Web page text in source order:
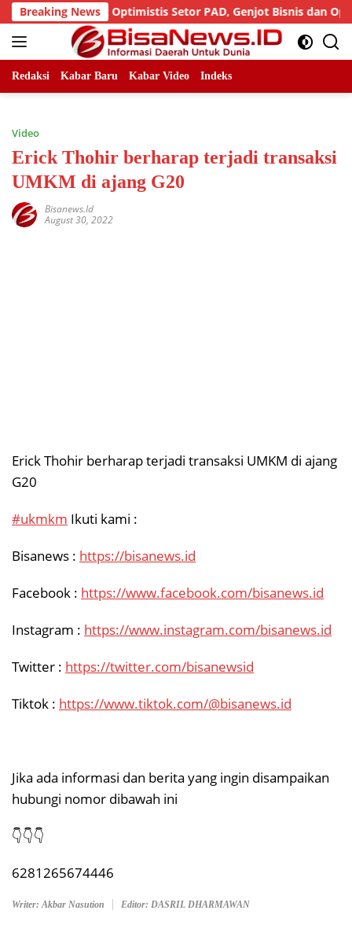
Skip
to
content
Breaking News
PD AIJ Sumut Optimistis Setor PAD, Genjot Bisnis dan
Redaksi Kabar Baru Kabar Video Indeks
Video
Erick Thohir berharap terjadi transaksi
UMKM di ajang G20
Bisanews.id
August 30, 2022
Erick Thohir berharap terjadi transaksi UMKM di ajang
G20
#ukmkm Ikuti kami :
Bisanews : https://bisanews.id
Facebook : https://www.facebook.com/bisanews.id
Instagram : https://www.instagram.com/bisanews.id
Twitter : https://twitter.com/bisanewsid
Tiktok : https://www.tiktok.com/@bisanews.id
Jika ada informasi dan berita yang ingin disampaikan
hubungi nomor dibawah ini
👇👇👇
6281265674446
Writer: Akbar Nasution Editor: DASRIL DHARMAWAN